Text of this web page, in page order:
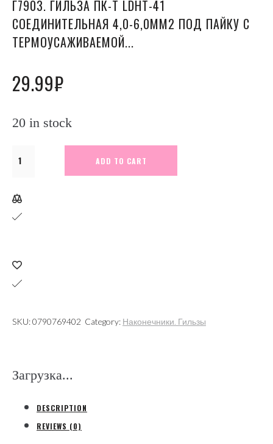
Г7903. ГИЛЬЗА ПК-Т LDHT-41
СОЕДИНИТЕЛЬНАЯ 4,0-6,0ММ2 ПОД ПАЙКУ С
ТЕРМОУСАЖИВАЕМОЙ...
29.99₽
20 in stock
Г7903.
ПК-
соединительная
4,0-
под
термоусаживаемой
(Электромонтаж
quantity
ADD TO CART
SKU:0790769402 Category: Наконечники. Гильзы
Загрузка...
DESCRIPTION
REVIEWS (0)